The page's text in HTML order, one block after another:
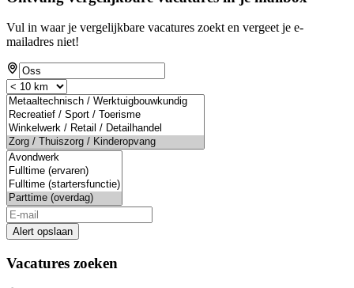
Vul in waar je vergelijkbare vacatures zoekt en vergeet je e-
mailadres niet!
Alert opslaan
Vacatures zoeken